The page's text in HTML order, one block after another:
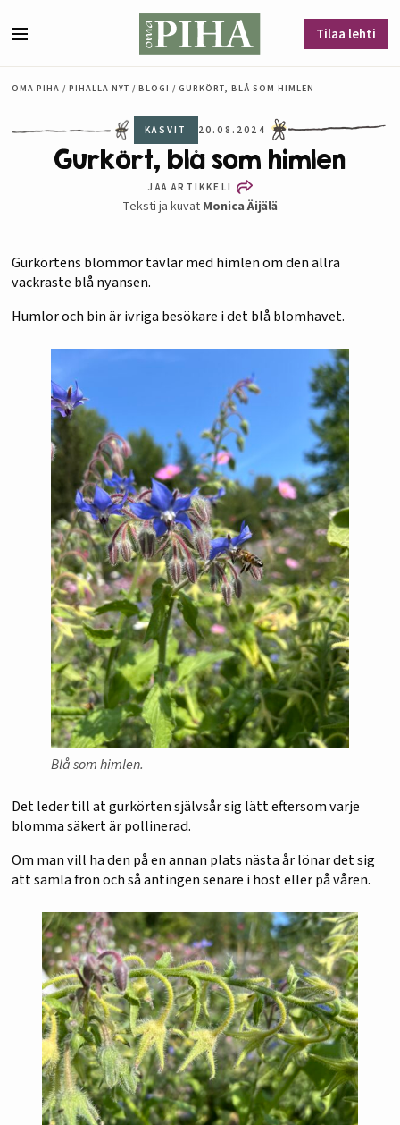
Tilaa lehti
OMA PIHA / PIHALLA NYT / BLOGI / GURKÖRT, BLÅ SOM HIMLEN
KASVIT 20.08.2024
Gurkört, blå som himlen
JAA ARTIKKELI
Teksti ja kuvat Monica Äijälä
Gurkörtens blommor tävlar med himlen om den allra
vackraste blå nyansen.
Humlor och bin är ivriga besökare i det blå blomhavet.
Blå som himlen.
Det leder till at gurkörten självsår sig lätt eftersom varje
blomma säkert är pollinerad.
Om man vill ha den på en annan plats nästa år lönar det sig
att samla frön och så antingen senare i höst eller på våren.